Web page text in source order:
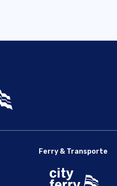
Ferry & Transporte